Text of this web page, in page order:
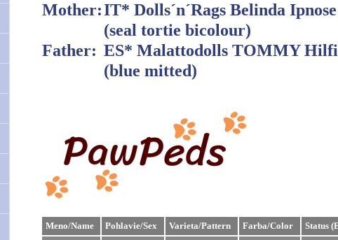
Mother:IT* Dolls´n´Rags Belinda Ipnose
(seal tortie bicolour)
Father: ES* Malattodolls TOMMY
(blue mitted)
Meno/Name Pohlavie/Sex Varieta/Pattern Farba/Color Status